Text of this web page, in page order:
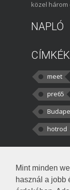
Mint minden
használ a jobb
közel
NAPLÓ
CÍMKÉK
meet
pre65
hotrod
darabbaal